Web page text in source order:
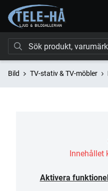
Bild TV-stativ & TV-möbler
Innehållet
Aktivera